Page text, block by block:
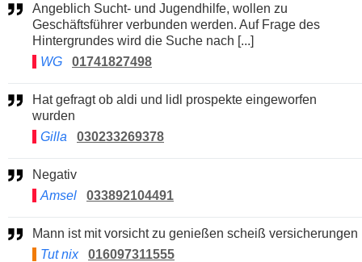
Angeblich Sucht- und Jugendhilfe, wollen zu
Geschäftsführer verbunden werden. Auf Frage des
Hintergrundes wird die Suche nach [...]
WG
01741827498
Hat gefragt ob aldi und lidl prospekte eingeworfen
wurden
Gilla
030233269378
Negativ
Amsel
033892104491
Mann ist mit vorsicht zu genießen scheiß versicherungen
Tut nix
016097311555